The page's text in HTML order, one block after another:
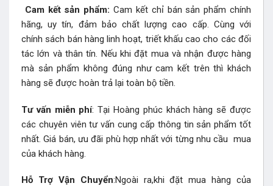
Cam kết sản phẩm: Cam kết chỉ bán sản phẩm chính
hãng, uy tín, đảm bảo chất lượng cao cấp. Cùng với
chính sách bán hàng linh hoạt, triết khấu cao cho các đối
tác lớn và thân tín. Nếu khi đặt mua và nhận được hàng
mà sản phẩm không đúng như cam kết trên thì khách
hàng sẽ được hoàn trả lại toàn bộ tiền.
Tư vấn miễn phí: Tại Hoàng phúc khách hàng sẽ được
các chuyên viên tư vấn cung cấp thông tin sản phẩm tốt
nhất. Giá bán, ưu đãi phù hợp nhất với từng nhu cầu mua
của khách hàng.
Hỗ Trợ Vận Chuyển:Ngoài ra,khi đặt mua hàng của